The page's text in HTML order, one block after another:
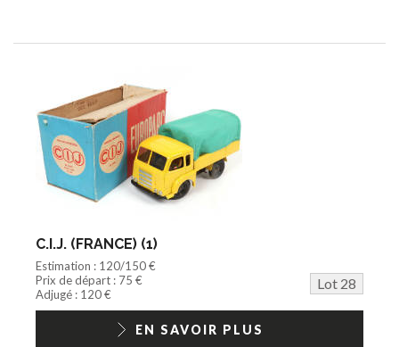
C.I.J. (FRANCE) (1)
Estimation : 120/150 €
Prix de départ : 75 €
Lot 28
Adjugé : 120 €
EN SAVOIR PLUS